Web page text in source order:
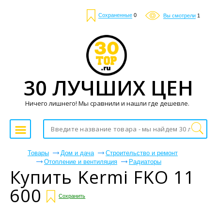
Сохраненные 0 Вы смотрели 1
Товары Дом и дача
Строительство и ремонт
Отопление и вентиляция
Радиаторы
Купить Kermi FKO 11
600 Сохранить
30 ЛУЧШИХ ЦЕН
Ничего лишнего! Мы сравнили и нашли где дешевле.